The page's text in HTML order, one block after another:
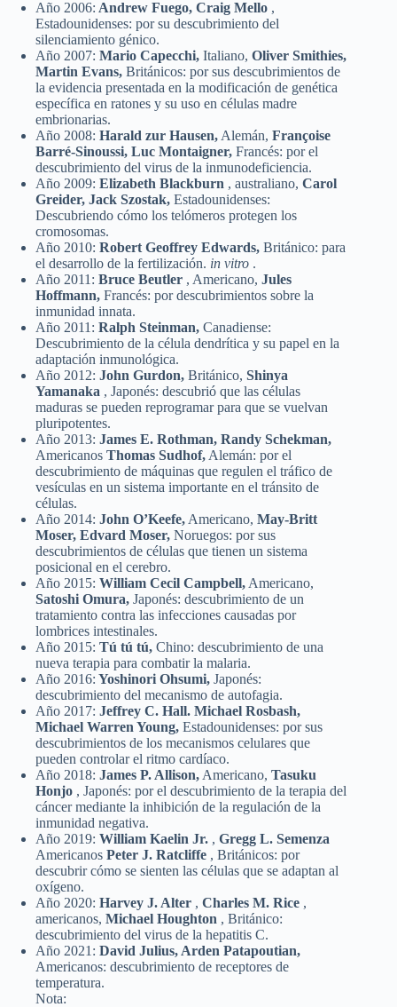
Año 2006: Andrew Fuego, Craig Mello ,
Estadounidenses: por su descubrimiento del
silenciamiento génico.
Año 2007: Mario Capecchi, Italiano, Oliver Smithies,
Martin Evans, Británicos: por sus descubrimientos de
la evidencia presentada en la modificación de genética
específica en ratones y su uso en células madre
embrionarias.
Año 2008: Harald zur Hausen, Alemán, Françoise
Barré-Sinoussi, Luc Montaigner, Francés: por el
descubrimiento del virus de la inmunodeficiencia.
Año 2009: Elizabeth Blackburn , australiano, Carol
Greider, Jack Szostak, Estadounidenses:
Descubriendo cómo los telómeros protegen los
cromosomas.
Año 2010: Robert Geoffrey Edwards, Británico: para
el desarrollo de la fertilización. in vitro .
Año 2011: Bruce Beutler , Americano, Jules
Hoffmann, Francés: por descubrimientos sobre la
inmunidad innata.
Año 2011: Ralph Steinman, Canadiense:
Descubrimiento de la célula dendrítica y su papel en la
adaptación inmunológica.
Año 2012: John Gurdon, Británico, Shinya
Yamanaka , Japonés: descubrió que las células
maduras se pueden reprogramar para que se vuelvan
pluripotentes.
Año 2013: James E. Rothman, Randy Schekman,
Americanos Thomas Sudhof, Alemán: por el
descubrimiento de máquinas que regulen el tráfico de
vesículas en un sistema importante en el tránsito de
células.
Año 2014: John O’Keefe, Americano, May-Britt
Moser, Edvard Moser, Noruegos: por sus
descubrimientos de células que tienen un sistema
posicional en el cerebro.
Año 2015: William Cecil Campbell, Americano,
Satoshi Omura, Japonés: descubrimiento de un
tratamiento contra las infecciones causadas por
lombrices intestinales.
Año 2015: Tú tú tú, Chino: descubrimiento de una
nueva terapia para combatir la malaria.
Año 2016: Yoshinori Ohsumi, Japonés:
descubrimiento del mecanismo de autofagia.
Año 2017: Jeffrey C. Hall. Michael Rosbash,
Michael Warren Young, Estadounidenses: por sus
descubrimientos de los mecanismos celulares que
pueden controlar el ritmo cardíaco.
Año 2018: James P. Allison, Americano, Tasuku
Honjo , Japonés: por el descubrimiento de la terapia del
cáncer mediante la inhibición de la regulación de la
inmunidad negativa.
Año 2019: William Kaelin Jr. , Gregg L. Semenza
Americanos Peter J. Ratcliffe , Británicos: por
descubrir cómo se sienten las células que se adaptan al
oxígeno.
Año 2020: Harvey J. Alter , Charles M. Rice ,
americanos, Michael Houghton , Británico:
descubrimiento del virus de la hepatitis C.
Año 2021: David Julius, Arden Patapoutian,
Americanos: descubrimiento de receptores de
temperatura.
Nota: